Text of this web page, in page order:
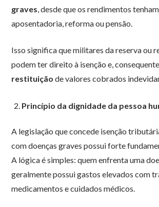
graves , desde que os rendimentos
aposentadoria, reforma ou pensão.
Isso significa que militares da reserva ou
podem ter direito à isenção e,
restituição de valores cobrados
Princípio da dignidade da pessoa
A legislação que concede isenção
com doenças graves possui forte
A lógica é simples: quem enfrenta uma
geralmente possui gastos elevados com
medicamentos e cuidados médicos.